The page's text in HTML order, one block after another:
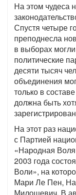
На этом чудеса
Спустя четыре
преподнесла
в выборах
политические
десяти тысяч
объединения
только в
должна быть
На этот раз
с Партией
«Народная
2003 года
Воли», на
Мари Ле Пен,